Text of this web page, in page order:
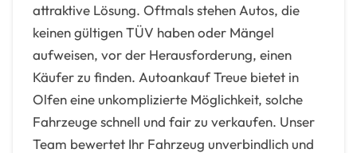
attraktive Lösung. Oftmals stehen Autos, die
keinen gültigen TÜV haben oder Mängel
aufweisen, vor der Herausforderung, einen
Käufer zu finden. Autoankauf Treue bietet in
Olfen eine unkomplizierte Möglichkeit, solche
Fahrzeuge schnell und fair zu verkaufen. Unser
Team bewertet Ihr Fahrzeug unverbindlich und